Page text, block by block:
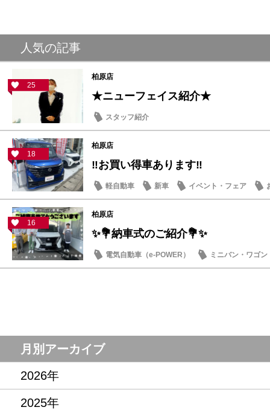
人気の記事
25
柏原店
★ニューフェイス紹介★
スタッフ紹介
18
柏原店
‼お買い得車あります‼
軽自動車 新車 イベント・フェア
16
柏原店
✨💐納車式のご紹介💐✨
電気自動車（e-POWER） ミニバン・ワゴン
月別アーカイブ
2026年
2025年